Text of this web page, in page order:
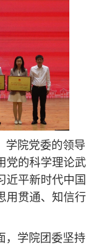
学院党委的领导
党的科学理论武
近平新时代中国
用贯通、知信行
，学院团委坚持